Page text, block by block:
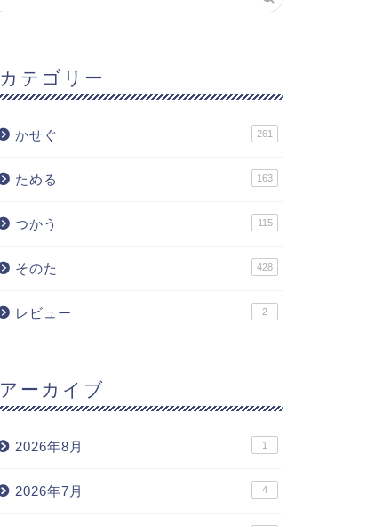
カテゴリー
かせぐ 261
ためる 163
つかう 115
そのた 428
レビュー 2
アーカイブ
2026年8月 1
2026年7月 4